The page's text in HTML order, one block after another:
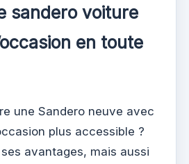
sandero voiture
en toute
une Sandero neuve avec
plus accessible ?
avantages, mais aussi